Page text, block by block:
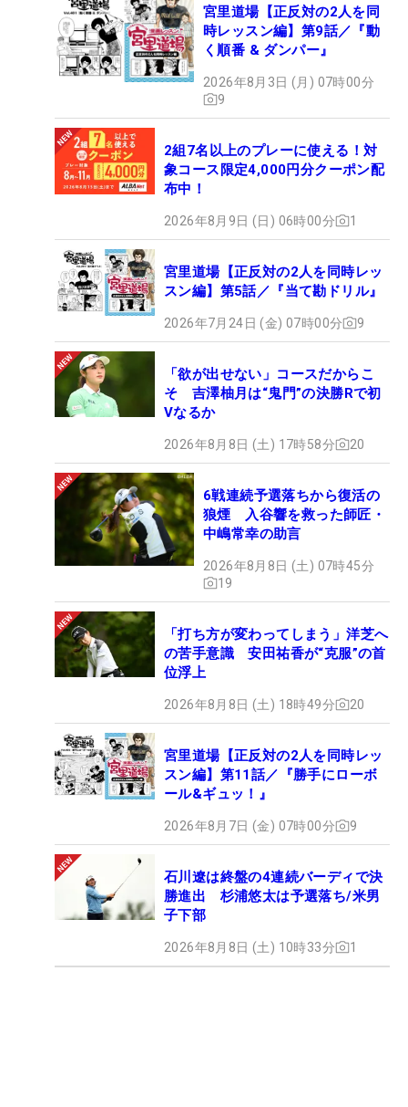
宮里道場【正反対の2人を同
時レッスン編】第9話／『動
く順番 & ダンパー』
2026年8月3日 (月) 07時00分
9
2組7名以上のプレーに使える！対
象コース限定4,000円分クーポン配
布中！
2026年8月9日 (日) 06時00分 1
宮里道場【正反対の2人を同時レッ
スン編】第5話／『当て勘ドリル』
2026年7月24日 (金) 07時00分 9
「欲が出せない」コースだからこ
そ 吉澤柚月は“鬼門”の決勝Rで初
Vなるか
2026年8月8日 (土) 17時58分 20
6戦連続予選落ちから復活の
狼煙 入谷響を救った師匠・
中嶋常幸の助言
2026年8月8日 (土) 07時45分
19
「打ち方が変わってしまう」洋芝へ
の苦手意識 安田祐香が“克服”の首
位浮上
2026年8月8日 (土) 18時49分 20
宮里道場【正反対の2人を同時レッ
スン編】第11話／『勝手にローボ
ール&ギュッ！』
2026年8月7日 (金) 07時00分 9
石川遼は終盤の4連続バーディで決
勝進出 杉浦悠太は予選落ち/米男
子下部
2026年8月8日 (土) 10時33分 1